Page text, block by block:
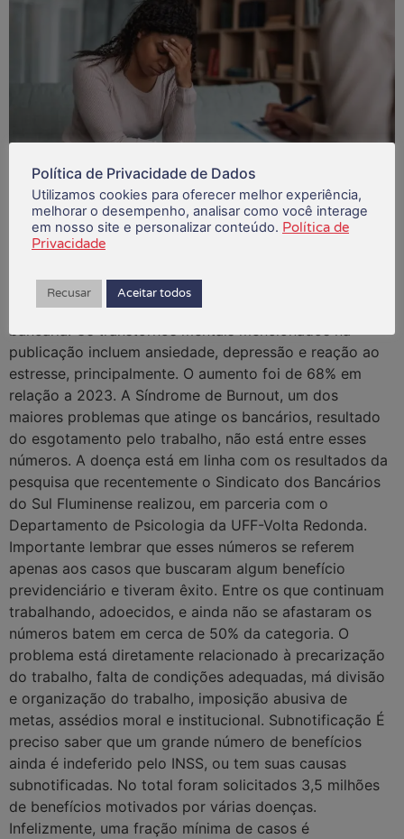
O Ministério da Previdência Social divulgou,
recentemente, o número recorde de benefícios
benefícios relacionados a transtornos mentais, número
que chocou muitas pessoas, menos a categoria
bancária. Os transtornos mentais mencionados na
publicação incluem ansiedade, depressão e reação ao
estresse, principalmente. O aumento foi de 68% em
relação a 2023. A Síndrome de Burnout, um dos
maiores problemas que atinge os bancários, resultado
do esgotamento pelo trabalho, não está entre esses
números. A doença está em linha com os resultados da
pesquisa que recentemente o Sindicato dos Bancários
do Sul Fluminense realizou, em parceria com o
Departamento de Psicologia da UFF-Volta Redonda.
Importante lembrar que esses números se referem
apenas aos casos que buscaram algum benefício
previdenciário e tiveram êxito. Entre os que continuam
trabalhando, adoecidos, e ainda não se afastaram os
números batem em cerca de 50% da categoria. O
problema está diretamente relacionado à precarização
do trabalho, falta de condições adequadas, má divisão
e organização do trabalho, imposição abusiva de
metas, assédios moral e institucional. Subnotificação É
preciso saber que um grande número de benefícios
ainda é indeferido pelo INSS, ou tem suas causas
subnotificadas. No total foram solicitados 3,5 milhões
de benefícios motivados por várias doenças.
Infelizmente, uma fração mínima de casos é
Política de Privacidade de Dados
Utilizamos cookies para oferecer melhor experiência,
melhorar o desempenho, analisar como você interage
em nosso site e personalizar conteúdo. Política de
Privacidade
Recusar Aceitar todos